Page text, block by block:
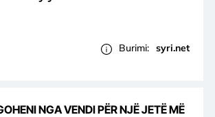
Burimi: syri.net
NGA VENDI PËR NJË JETË MË